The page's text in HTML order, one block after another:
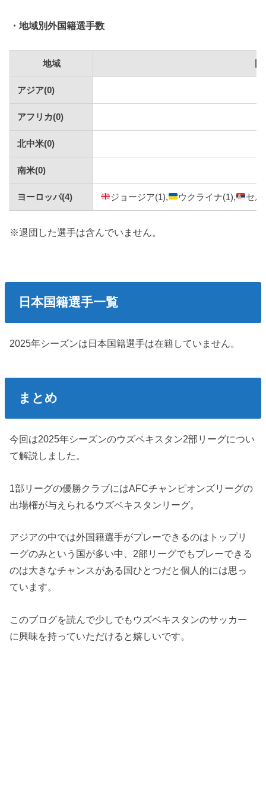
・地域別外国籍選手数
地域
アジア(0)
アフリカ(0)
北中米(0)
南米(0)
ヨーロッパ(4) ジョージア(1), ウクライナ(1), セル
※退団した選手は含んでいません。
日本国籍選手一覧
2025年シーズンは日本国籍選手は在籍していません。
まとめ
今回は2025年シーズンのウズベキスタン2部リーグについ
て解説しました。
1部リーグの優勝クラブにはAFCチャンピオンズリーグの
出場権が与えられるウズベキスタンリーグ。
アジアの中では外国籍選手がプレーできるのはトップリ
ーグのみという国が多い中、2部リーグでもプレーできる
のは大きなチャンスがある国ひとつだと個人的には思っ
ています。
このブログを読んで少しでもウズベキスタンのサッカー
に興味を持っていただけると嬉しいです。